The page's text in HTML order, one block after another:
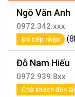
Ngô Văn Anh
0972.342.xxx
Đã tiếp nhận
Đỗ Nam Hiếu
0972.939.8xx
Chờ khách đến